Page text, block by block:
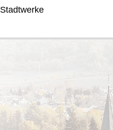
Stadtwerke